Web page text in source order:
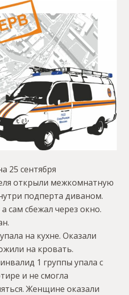
25 сентября
открыли межкомнатную
подперта диваном.
сам сбежал через окно.
на кухне. Оказали
на кровать.
1 группы упала с
и не смогла
Женщине оказали